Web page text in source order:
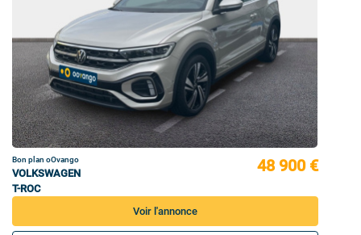
Bon plan oOvango
VOLKSWAGEN
T-ROC
48 900 €
Voir l'annonce